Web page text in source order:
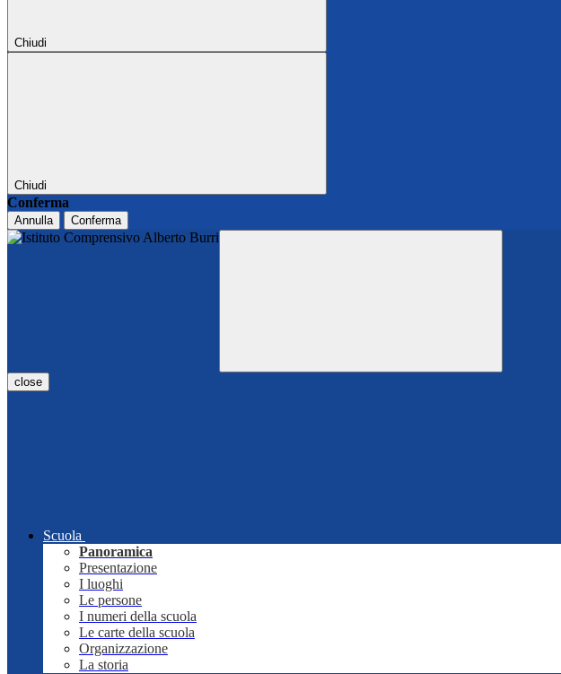
Chiudi
Chiudi
Conferma
Annulla Conferma
close
Scuola
Panoramica
Presentazione
I luoghi
Le persone
I numeri della scuola
Le carte della scuola
Organizzazione
La storia